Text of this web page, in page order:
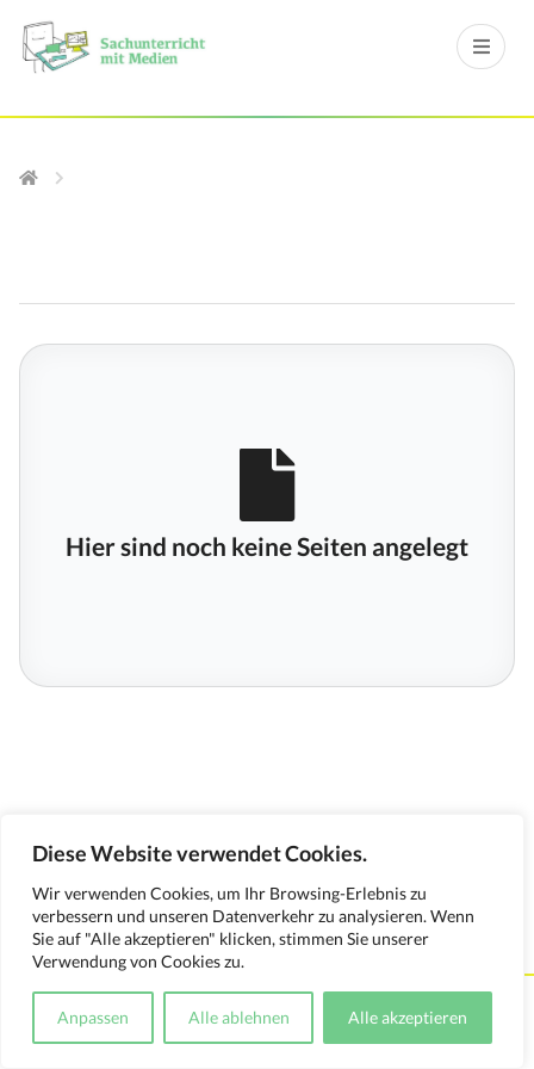
Diese Website verwendet Cookies.
Wir verwenden Cookies, um Ihr Browsing-Erlebnis zu
verbessern und unseren Datenverkehr zu analysieren. Wenn
Sie auf "Alle akzeptieren" klicken, stimmen Sie unserer
Verwendung von Cookies zu.
Anpassen Alle ablehnen Alle akzeptieren
Hier sind noch keine Seiten angelegt
Kontakt Impressum Datenschutzerklärung
Medienverwendungsnachweis